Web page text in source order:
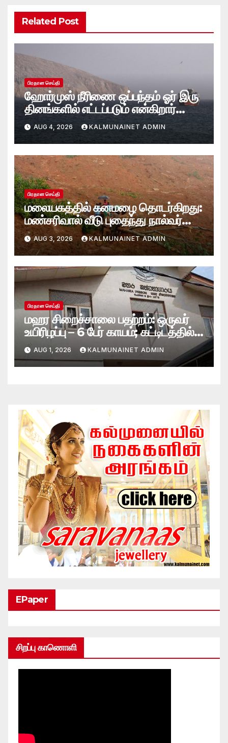
Related Post
பிரதான செய்தி
ஹோர்முஸ் நீரிணை ஒப்பந்தம் ஓர் இரு
தினங்களில் எட்டப்படும் என்கிறார்
அமெரிக்க கருவூலச் செயலாளர்
ஸ்காட் பெசென்ட்!
AUG 4, 2026 KALMUNAINET ADMIN
பிரதான செய்தி
மலையகத்தில் கனமழை தொடர்கிறது:
மண்சரிவால் வீடு புதைந்து நால்வர்
மாயம்
AUG 3, 2026 KALMUNAINET ADMIN
பிரதான செய்தி
மஹர சிறைச்சாலை பதற்றம்: ஒருவர்
உயிரிழப்பு – 6 பேர் காயம்; கட்டிடத்தில்
பாரிய தீ
AUG 1, 2026 KALMUNAINET ADMIN
EPaper
சிறப்பு காணொளி